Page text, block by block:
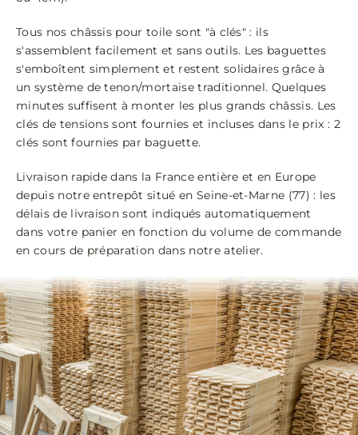
Tous nos châssis pour toile sont "à clés" : ils
s'assemblent facilement et sans outils. Les baguettes
s'emboîtent simplement et restent solidaires grâce à
un système de tenon/mortaise traditionnel. Quelques
minutes suffisent à monter les plus grands châssis. Les
clés de tensions sont fournies et incluses dans le prix : 2
clés sont fournies par baguette.
Livraison rapide dans la France entière et en Europe
depuis notre entrepôt situé en Seine-et-Marne (77) : les
délais de livraison sont indiqués automatiquement
dans votre panier en fonction du volume de commande
en cours de préparation dans notre atelier.